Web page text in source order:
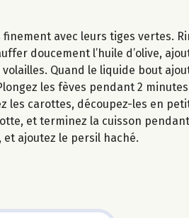
avec leurs tiges vertes.
doucement l’huile d’olive,
Quand le liquide bout
les fèves pendant 2
les carottes, découpez-les en
et terminez la cuisson
et ajoutez le persil haché.